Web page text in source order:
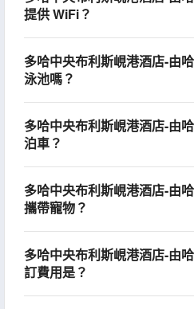
提供 WiFi？
多哈中央布利斯峴港酒店-由
泳池嗎？
多哈中央布利斯峴港酒店-由
泊車？
多哈中央布利斯峴港酒店-由
攜帶寵物？
多哈中央布利斯峴港酒店-由
訂費用是？